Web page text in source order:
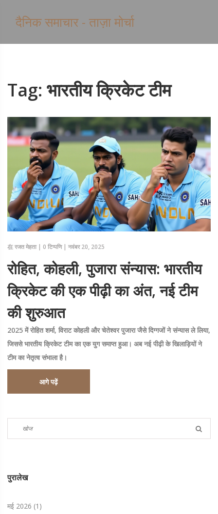
दैनिक समाचार - ताज़ा मोर्चा
Tag: भारतीय क्रिकेट टीम
在रजत मेहता| 0 टिप्पणि| नवंबर 20, 2025
रोहित, कोहली, पुजारा संन्यास: भारतीय
क्रिकेट की एक पीढ़ी का अंत, नई टीम
की शुरुआत
2025 में रोहित शर्मा, विराट कोहली और चेतेश्वर पुजारा जैसे दिग्गजों ने संन्यास ले लिया,
जिससे भारतीय क्रिकेट टीम का एक युग समाप्त हुआ। अब नई पीढ़ी के खिलाड़ियों ने
टीम का नेतृत्व संभाला है।
आगे पढ़ें
पुरालेख
मई 2026 (1)